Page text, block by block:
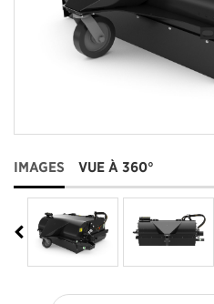
IMAGES VUE À 360°